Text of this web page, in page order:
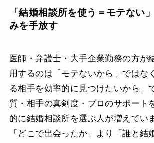
「結婚相談所を使う＝モテない
みを手放す
医師・弁護士・大手企業勤務の方が
用するのは「モテないから」ではな
る相手を効率的に見つけたいから」
質・相手の真剣度・プロのサポート
的に結婚相談所を選ぶ人が増えてい
「どこで出会ったか」より「誰と結